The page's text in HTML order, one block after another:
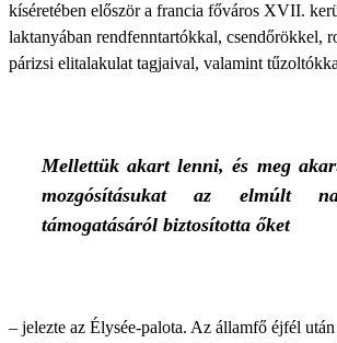
kíséretében először a francia főváros XVII.
laktanyában rendfenntartókkal, csendőrökkel,
párizsi elitalakulat tagjaival, valamint
Mellettük akart lenni, és meg
mozgósításukat az elmúlt
támogatásáról biztosította őket
– jelezte az Élysée-palota. Az államfő éjfél